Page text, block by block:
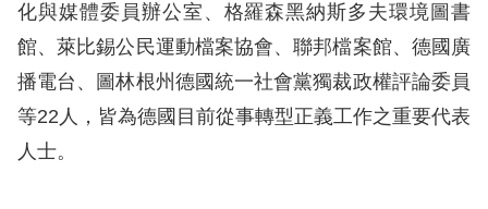
無
障
礙
網
化與媒體委員辦公室、格羅森黑納斯多夫環境圖書
館、萊比錫公民運動檔案協會、聯邦檔案館、德國廣
播電台、圖林根州德國統一社會黨獨裁政權評論委員
等22人，皆為德國目前從事轉型正義工作之重要代表
人士。